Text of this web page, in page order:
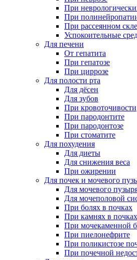
При
При
При рассеянном
Успокоительные
Для печени
От гепатита
При гепатозе
При циррозе
Для полости рта
Для дёсен
Для зубов
При кровоточивости
При пародонтите
При пародонтозе
При стоматите
Для похудения
Для диеты
Для снижения веса
При ожирении
Для почек и мочевого
Для мочевого
Для мочеполовой
При болях в почках
При камнях в почках
При мочекаменной
При пиелонефрите
При поликистозе
При почечной